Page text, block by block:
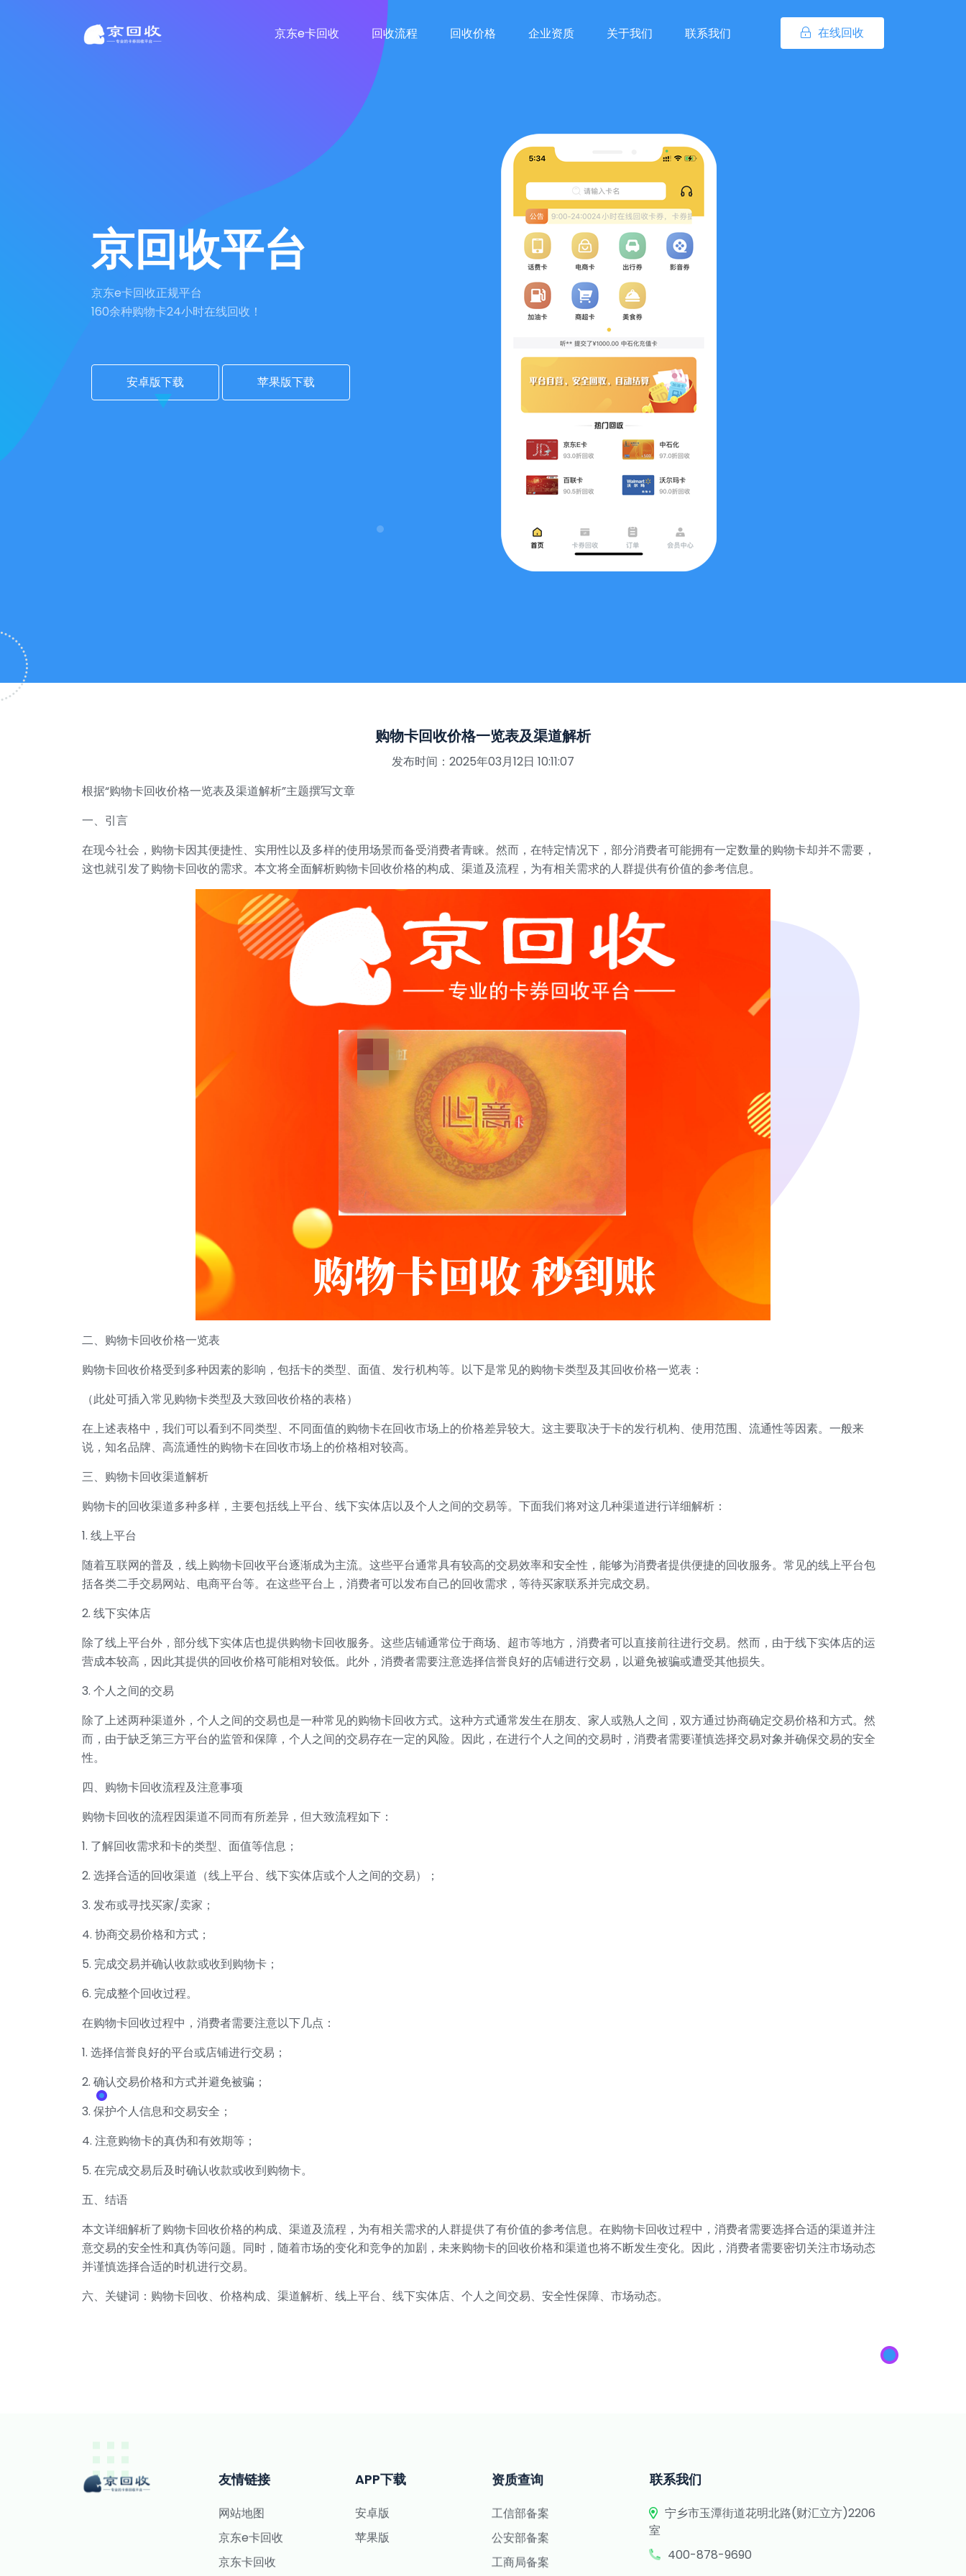
在线回收
京东e卡回收 回收流程 回收价格 企业资质 关于我们 联系我们
京回收平台
京东e卡回收正规平台
160余种购物卡24小时在线回收！
安卓版下载 苹果版下载
购物卡回收价格一览表及渠道解析
发布时间：2025年03月12日 10:11:07
根据“购物卡回收价格一览表及渠道解析”主题撰写文章
一、引言
在现今社会，购物卡因其便捷性、实用性以及多样的使用场景而备受消费者青睐。然而，在特定情况下，部分消费者可能拥有一定数量的购物卡却并不需要，
这也就引发了购物卡回收的需求。本文将全面解析购物卡回收价格的构成、渠道及流程，为有相关需求的人群提供有价值的参考信息。
二、购物卡回收价格一览表
购物卡回收价格受到多种因素的影响，包括卡的类型、面值、发行机构等。以下是常见的购物卡类型及其回收价格一览表：
（此处可插入常见购物卡类型及大致回收价格的表格）
在上述表格中，我们可以看到不同类型、不同面值的购物卡在回收市场上的价格差异较大。这主要取决于卡的发行机构、使用范围、流通性等因素。一般来
说，知名品牌、高流通性的购物卡在回收市场上的价格相对较高。
三、购物卡回收渠道解析
购物卡的回收渠道多种多样，主要包括线上平台、线下实体店以及个人之间的交易等。下面我们将对这几种渠道进行详细解析：
1. 线上平台
随着互联网的普及，线上购物卡回收平台逐渐成为主流。这些平台通常具有较高的交易效率和安全性，能够为消费者提供便捷的回收服务。常见的线上平台包
括各类二手交易网站、电商平台等。在这些平台上，消费者可以发布自己的回收需求，等待买家联系并完成交易。
2. 线下实体店
除了线上平台外，部分线下实体店也提供购物卡回收服务。这些店铺通常位于商场、超市等地方，消费者可以直接前往进行交易。然而，由于线下实体店的运
营成本较高，因此其提供的回收价格可能相对较低。此外，消费者需要注意选择信誉良好的店铺进行交易，以避免被骗或遭受其他损失。
3. 个人之间的交易
除了上述两种渠道外，个人之间的交易也是一种常见的购物卡回收方式。这种方式通常发生在朋友、家人或熟人之间，双方通过协商确定交易价格和方式。然
而，由于缺乏第三方平台的监管和保障，个人之间的交易存在一定的风险。因此，在进行个人之间的交易时，消费者需要谨慎选择交易对象并确保交易的安全
性。
四、购物卡回收流程及注意事项
购物卡回收的流程因渠道不同而有所差异，但大致流程如下：
1. 了解回收需求和卡的类型、面值等信息；
2. 选择合适的回收渠道（线上平台、线下实体店或个人之间的交易）；
3. 发布或寻找买家/卖家；
4. 协商交易价格和方式；
5. 完成交易并确认收款或收到购物卡；
6. 完成整个回收过程。
在购物卡回收过程中，消费者需要注意以下几点：
1. 选择信誉良好的平台或店铺进行交易；
2. 确认交易价格和方式并避免被骗；
3. 保护个人信息和交易安全；
4. 注意购物卡的真伪和有效期等；
5. 在完成交易后及时确认收款或收到购物卡。
五、结语
本文详细解析了购物卡回收价格的构成、渠道及流程，为有相关需求的人群提供了有价值的参考信息。在购物卡回收过程中，消费者需要选择合适的渠道并注
意交易的安全性和真伪等问题。同时，随着市场的变化和竞争的加剧，未来购物卡的回收价格和渠道也将不断发生变化。因此，消费者需要密切关注市场动态
并谨慎选择合适的时机进行交易。
六、关键词：购物卡回收、价格构成、渠道解析、线上平台、线下实体店、个人之间交易、安全性保障、市场动态。
友情链接
网站地图
京东e卡回收
京东卡回收
APP下载
安卓版
苹果版
资质查询
工信部备案
公安部备案
工商局备案
联系我们
宁乡市玉潭街道花明北路(财汇立方)2206
室
400-878-9690